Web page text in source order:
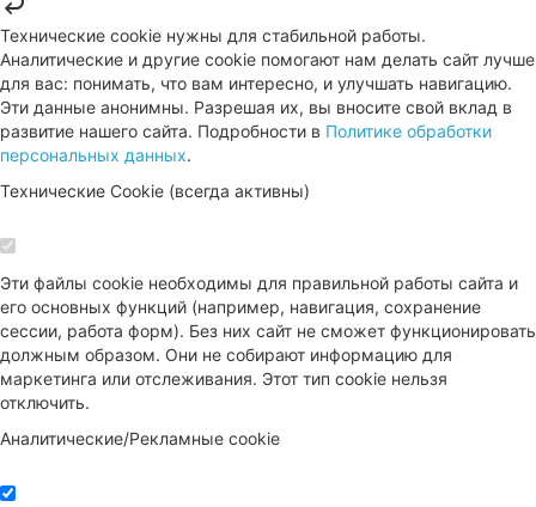
Технические cookie нужны для стабильной работы.
Аналитические и другие cookie помогают нам делать сайт лучше
для вас: понимать, что вам интересно, и улучшать навигацию.
Эти данные анонимны. Разрешая их, вы вносите свой вклад в
развитие нашего сайта. Подробности в Политике обработки
персональных данных.
Технические Cookie (всегда активны)
Эти файлы cookie необходимы для правильной работы сайта и
его основных функций (например, навигация, сохранение
сессии, работа форм). Без них сайт не сможет функционировать
должным образом. Они не собирают информацию для
маркетинга или отслеживания. Этот тип cookie нельзя
отключить.
Аналитические/Рекламные cookie